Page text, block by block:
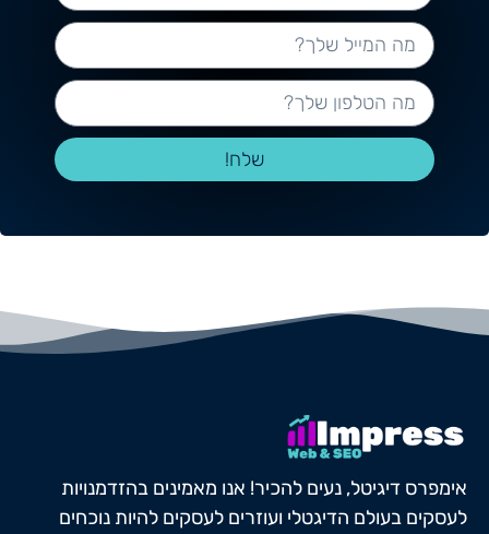
שלח!
אימפרס דיגיטל, נעים להכיר! אנו מאמינים בהזדמנויות
לעסקים בעולם הדיגטלי ועוזרים לעסקים להיות נוכחים